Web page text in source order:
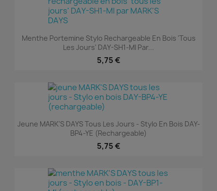
Menthe Portemine Stylo Rechargeable En Bois 'tous
Les Jours' DAY-SH1-MI Par...
5,75 €
Jeune MARK'S DAYS Tous Les Jours - Stylo En Bois DAY-
BP4-YE (rechargeable)
5,75 €